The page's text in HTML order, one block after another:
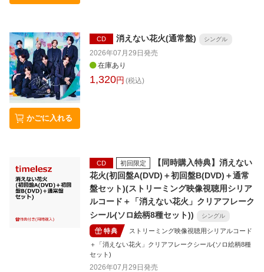
かごに入れる
CD 消えない花火(通常盤) シングル
2026年07月29日発売
在庫あり
1,320円 (税込)
CD 初回限定
【同時購入特典】消えない
花火(初回盤A(DVD)＋初回盤B(DVD)＋通常
盤セット)(ストリーミング映像視聴用シリア
ルコード＋「消えない花火」クリアフレーク
シール(ソロ絵柄8種セット))
シングル
特典
ストリーミング映像視聴用シリアルコード
＋「消えない花火」クリアフレークシール(ソロ絵柄8種
セット)
2026年07月29日発売